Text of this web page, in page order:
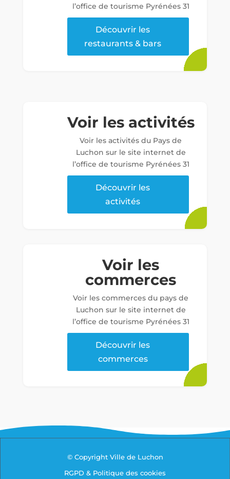
l’office de tourisme Pyrénées 31
Découvrir les
restaurants & bars
Voir les activités
Voir les activités du Pays de
Luchon sur le site internet de
l’office de tourisme Pyrénées 31
Découvrir les
activités
Voir les
commerces
Voir les commerces du pays de
Luchon sur le site internet de
l’office de tourisme Pyrénées 31
Découvrir les
commerces
© Copyright Ville de Luchon
RGPD & Politique des cookies